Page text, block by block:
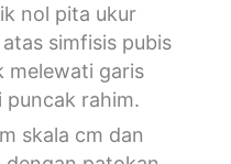
nol pita ukur
simfisis pubis
melewati garis
puncak rahim.
skala cm dan